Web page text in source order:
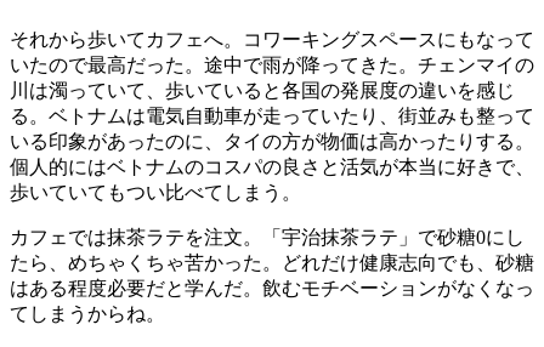
それから歩いてカフェへ。コワーキングスペースにもなって
いたので最高だった。途中で雨が降ってきた。チェンマイの
川は濁っていて、歩いていると各国の発展度の違いを感じ
る。ベトナムは電気自動車が走っていたり、街並みも整って
いる印象があったのに、タイの方が物価は高かったりする。
個人的にはベトナムのコスパの良さと活気が本当に好きで、
歩いていてもつい比べてしまう。
カフェでは抹茶ラテを注文。「宇治抹茶ラテ」で砂糖0にし
たら、めちゃくちゃ苦かった。どれだけ健康志向でも、砂糖
はある程度必要だと学んだ。飲むモチベーションがなくなっ
てしまうからね。